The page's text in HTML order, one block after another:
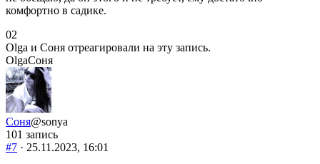
комфортно в садике.
Голосуйте
-
палец
вниз.
0Голосуйте
-
палец
вверх.
2
Olga и Соня отреагировали на эту запись.
OlgaСоня
Соня@sonya
101 запись
#7 · 25.11.2023, 16:01